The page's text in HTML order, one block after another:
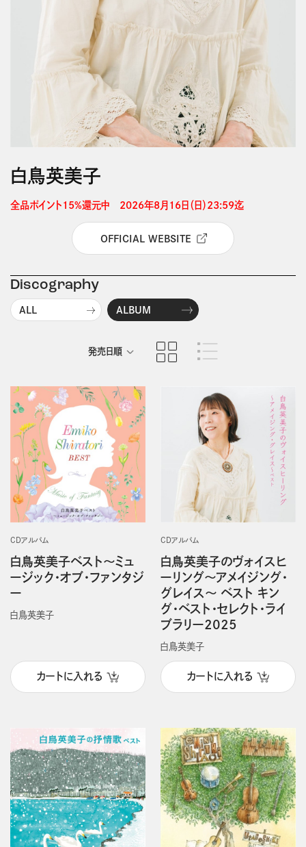
白鳥英美子
全品ポイント15%還元中　2026年8月16日（日）23:59迄
OFFICIAL WEBSITE
Discography
ALL ALBUM
発売日順
CDアルバム
白鳥英美子ベスト～ミュ
ージック・オブ・ファンタジ
ー
白鳥英美子
カートに入れる
CDアルバム
白鳥英美子のヴォイスヒ
ーリング～アメイジング・
グレイス～ ベスト キン
グ・ベスト・セレクト・ライ
ブラリー2025
白鳥英美子
カートに入れる